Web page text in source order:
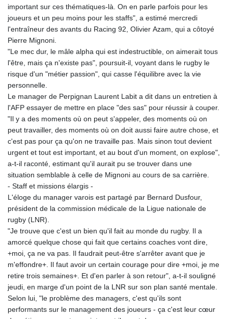
important sur ces thématiques-là. On en parle parfois pour les
joueurs et un peu moins pour les staffs", a estimé mercredi
l'entraîneur des avants du Racing 92, Olivier Azam, qui a côtoyé
Pierre Mignoni.
"Le mec dur, le mâle alpha qui est indestructible, on aimerait tous
l'être, mais ça n'existe pas", poursuit-il, voyant dans le rugby le
risque d'un "métier passion", qui casse l'équilibre avec la vie
personnelle.
Le manager de Perpignan Laurent Labit a dit dans un entretien à
l'AFP essayer de mettre en place "des sas" pour réussir à couper.
"Il y a des moments où on peut s'appeler, des moments où on
peut travailler, des moments où on doit aussi faire autre chose, et
c'est pas pour ça qu'on ne travaille pas. Mais sinon tout devient
urgent et tout est important, et au bout d'un moment, on explose",
a-t-il raconté, estimant qu'il aurait pu se trouver dans une
situation semblable à celle de Mignoni au cours de sa carrière.
- Staff et missions élargis -
L'éloge du manager varois est partagé par Bernard Dusfour,
président de la commission médicale de la Ligue nationale de
rugby (LNR).
"Je trouve que c'est un bien qu'il fait au monde du rugby. Il a
amorcé quelque chose qui fait que certains coaches vont dire,
+moi, ça ne va pas. Il faudrait peut-être s'arrêter avant que je
m'effondre+. Il faut avoir un certain courage pour dire +moi, je me
retire trois semaines+. Et d'en parler à son retour", a-t-il souligné
jeudi, en marge d'un point de la LNR sur son plan santé mentale.
Selon lui, "le problème des managers, c'est qu'ils sont
performants sur le management des joueurs - ça c'est leur cœur